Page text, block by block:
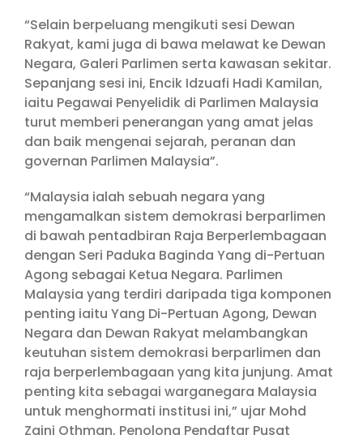
“Selain berpeluang mengikuti sesi Dewan
Rakyat, kami juga di bawa melawat ke Dewan
Negara, Galeri Parlimen serta kawasan sekitar.
Sepanjang sesi ini, Encik Idzuafi Hadi Kamilan,
iaitu Pegawai Penyelidik di Parlimen Malaysia
turut memberi penerangan yang amat jelas
dan baik mengenai sejarah, peranan dan
governan Parlimen Malaysia”.
“Malaysia ialah sebuah negara yang
mengamalkan sistem demokrasi berparlimen
di bawah pentadbiran Raja Berperlembagaan
dengan Seri Paduka Baginda Yang di-Pertuan
Agong sebagai Ketua Negara. Parlimen
Malaysia yang terdiri daripada tiga komponen
penting iaitu Yang Di-Pertuan Agong, Dewan
Negara dan Dewan Rakyat melambangkan
keutuhan sistem demokrasi berparlimen dan
raja berperlembagaan yang kita junjung. Amat
penting kita sebagai warganegara Malaysia
untuk menghormati institusi ini,” ujar Mohd
Zaini Othman, Penolong Pendaftar Pusat